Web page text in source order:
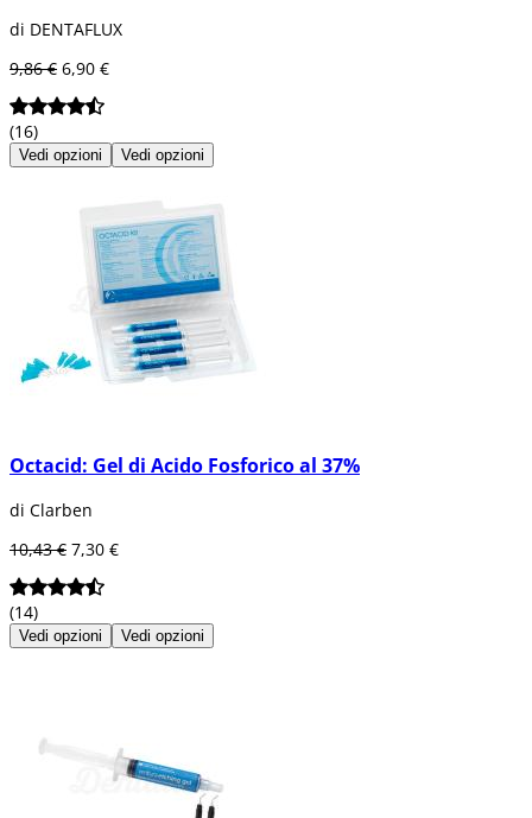
di DENTAFLUX
9,86 € 6,90 €
(16)
Vedi opzioni Vedi opzioni
Octacid: Gel di Acido Fosforico al 37%
di Clarben
10,43 € 7,30 €
(14)
Vedi opzioni Vedi opzioni